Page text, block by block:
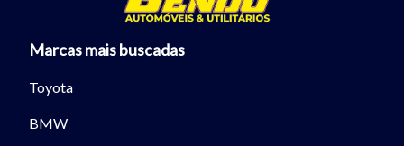
Marcas mais buscadas
Toyota
BMW